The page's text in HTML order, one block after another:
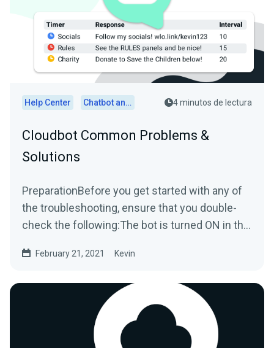
Help Center Chatbot and Cloudbot 4 minutos de lectura
Cloudbot Common Problems &
Solutions
PreparationBefore you get started with any of
the troubleshooting, ensure that you double-
check the following:The bot is turned ON in the
February 21, 2021 Kevin